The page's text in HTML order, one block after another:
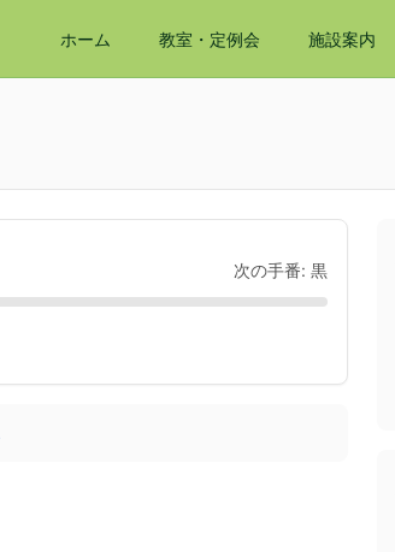
ホーム 教室・定例会 施設案内
次の手番: 黒